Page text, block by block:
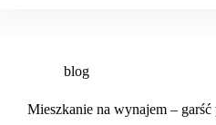
blog
Mieszkanie na wynajem –